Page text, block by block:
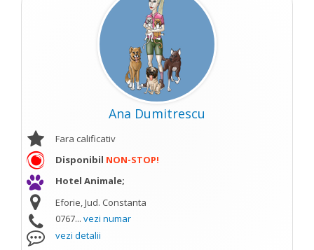
Ana Dumitrescu
Fara calificativ
Disponibil NON-STOP!
Hotel Animale;
Eforie, Jud. Constanta
0767... vezi numar
vezi detalii